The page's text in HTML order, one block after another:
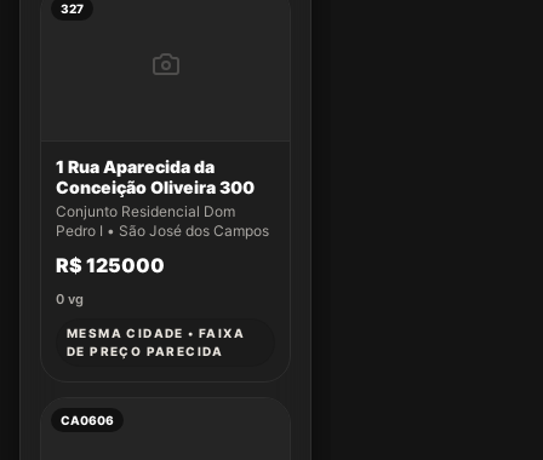
327
1 Rua Aparecida da
Conceição Oliveira 300
Conjunto Residencial Dom
Pedro I • São José dos Campos
R$ 125000
0 vg
MESMA CIDADE • FAIXA
DE PREÇO PARECIDA
CA0606